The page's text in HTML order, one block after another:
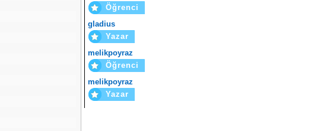
Öğrenci
gladius
Yazar
melikpoyraz
Öğrenci
melikpoyraz
Yazar